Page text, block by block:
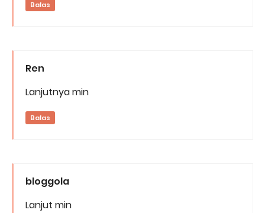
Balas
Ren
Lanjutnya min
Balas
bloggola
Lanjut min